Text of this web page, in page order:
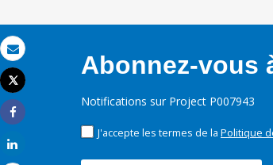
Email
Imprimer
Tweet
Share
Abonnez-vous
Notifications sur Project P007943
J'accepte les termes de la Politique